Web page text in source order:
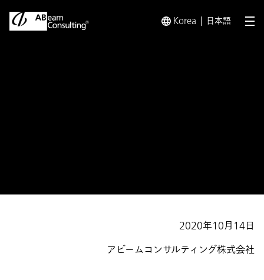
Korea 日本語 メ
2020年10月14日
アビームコンサルティング株式会社